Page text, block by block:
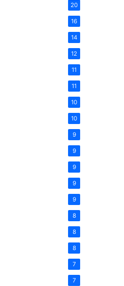
20
16
14
12
11
11
10
10
9
9
9
9
9
8
8
8
7
7